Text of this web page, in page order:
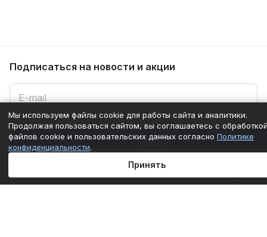
В корзину
Подписаться на новости и акции
Подписаться
Мы используем файлы cookie для работы сайта и аналитики.
Продолжая пользоваться сайтом, вы соглашаетесь с
файлов cookie и пользовательских данных согласно Политике
конфиденциальности.
Принять